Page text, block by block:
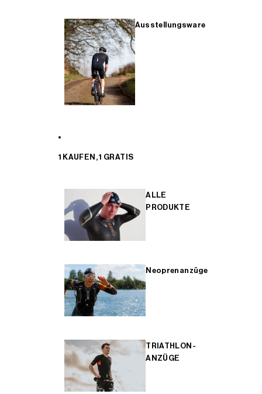
Ausstellungsware
1 KAUFEN, 1 GRATIS
ALLE
PRODUKTE
Neoprenanzüge
TRIATHLON-
ANZÜGE